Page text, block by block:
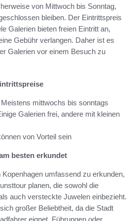
von Mittwoch bis Sonntag,
bleiben. Der Eintrittspreis
Galerien bieten freien Eintritt an,
Gebühr verlangen. Daher ist es
Galerien vor einem Besuch zu
Meistens mittwochs bis sonntags
Galerien frei, andere mit kleinen
von Vorteil sein
besten erkundet
umfassend zu erkunden,
planen, die sowohl die
auch versteckte Juwelen einbezieht.
großer Beliebtheit, da die Stadt